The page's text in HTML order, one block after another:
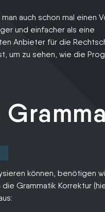
auch schon mal einen
und einfacher als eine
Anbieter für die
um zu sehen, wie die
können, benötigen
Grammatik Korrektur